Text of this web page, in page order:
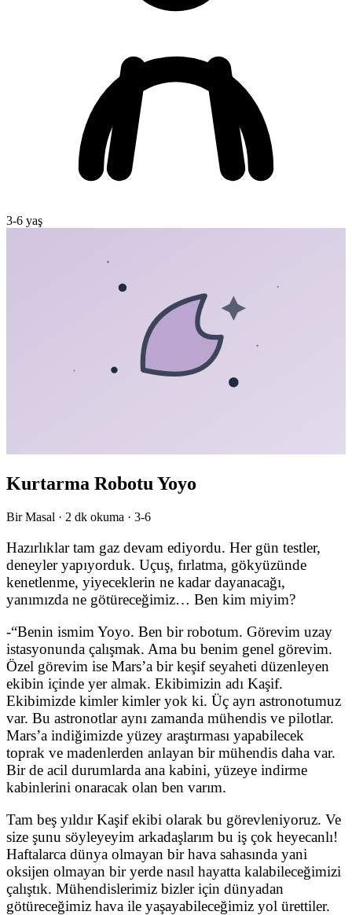
3-6 yaş
Kurtarma Robotu Yoyo
Bir Masal · 2 dk okuma · 3-6
Hazırlıklar tam gaz devam ediyordu. Her gün testler,
deneyler yapıyorduk. Uçuş, fırlatma, gökyüzünde
kenetlenme, yiyeceklerin ne kadar dayanacağı,
yanımızda ne götüreceğimiz… Ben kim miyim?
-“Benin ismim Yoyo. Ben bir robotum. Görevim uzay
istasyonunda çalışmak. Ama bu benim genel görevim.
Özel görevim ise Mars’a bir keşif seyaheti düzenleyen
ekibin içinde yer almak. Ekibimizin adı Kaşif.
Ekibimizde kimler kimler yok ki. Üç ayrı astronotumuz
var. Bu astronotlar aynı zamanda mühendis ve pilotlar.
Mars’a indiğimizde yüzey araştırması yapabilecek
toprak ve madenlerden anlayan bir mühendis daha var.
Bir de acil durumlarda ana kabini, yüzeye indirme
kabinlerini onaracak olan ben varım.
Tam beş yıldır Kaşif ekibi olarak bu görevleniyoruz. Ve
size şunu söyleyeyim arkadaşlarım bu iş çok heyecanlı!
Haftalarca dünya olmayan bir hava sahasında yani
oksijen olmayan bir yerde nasıl hayatta kalabileceğimizi
çalıştık. Mühendislerimiz bizler için dünyadan
götüreceğimiz hava ile yaşayabileceğimiz yol ürettiler.